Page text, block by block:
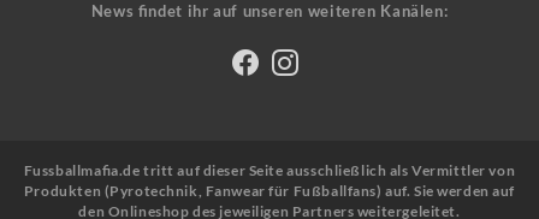
News findet ihr auf unseren weiteren Kanälen:
Fussballmafia.de tritt auf dieser Seite ausschließlich als Vermittler von
Produkten (Pyrotechnik, Fanwear für Fußballfans) auf. Sie werden auf
den Onlineshop des jeweiligen Partners weitergeleitet.